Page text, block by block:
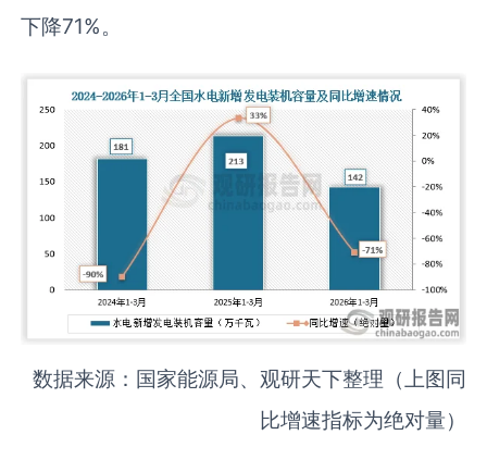
下降71%。
数据来源：国家能源局、观研天下整理（上图同
比增速指标为绝对量）